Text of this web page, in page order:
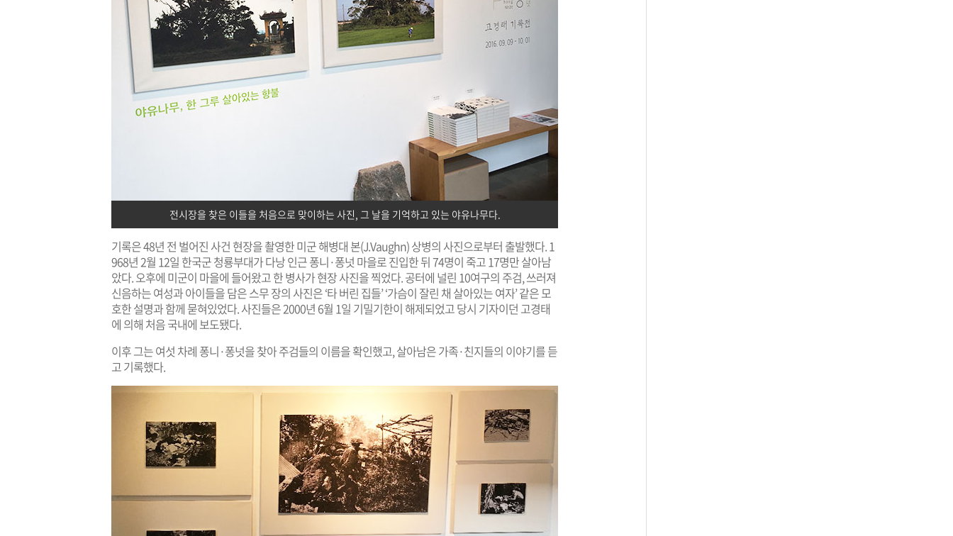
전시장을 찾은 이들을 처음으로 맞이하는 사진, 그 날을 기억하고 있는 야유나무다.
기록은 48년 전 벌어진 사건 현장을 촬영한 미군 해병대 본(J.Vaughn) 상병의 사진으로부터 출발했다. 1
968년 2월 12일 한국군 청룡부대가 다낭 인근 퐁니·퐁넛 마을로 진입한 뒤 74명이 죽고 17명만 살아남
았다. 오후에 미군이 마을에 들어왔고 한 병사가 현장 사진을 찍었다. 공터에 널린 10여구의 주검, 쓰러져
신음하는 여성과 아이들을 담은 스무 장의 사진은 ‘타 버린 집들’ ‘가슴이 잘린 채 살아있는 여자’ 같은 모
호한 설명과 함께 묻혀있었다. 사진들은 2000년 6월 1일 기밀기한이 해제되었고 당시 기자이던 고경태
에 의해 처음 국내에 보도됐다.
이후 그는 여섯 차례 퐁니·퐁넛을 찾아 주검들의 이름을 확인했고, 살아남은 가족·친지들의 이야기를 듣
고 기록했다.